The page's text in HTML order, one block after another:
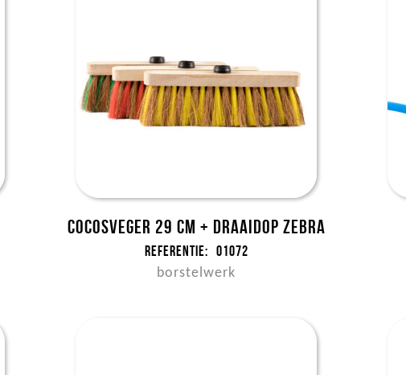
Cocosveger 29 cm + draaidop zebra
Referentie: 01072
borstelwerk